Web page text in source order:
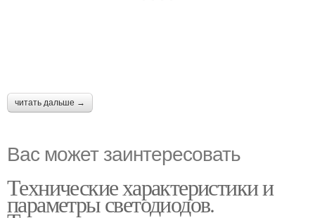
читать дальше →
Вас может заинтересовать
Технические характеристики и
параметры светодиодов.